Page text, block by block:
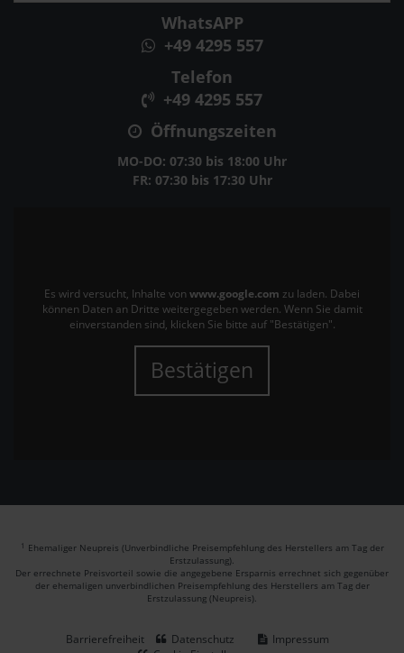
WhatsAPP
+49 4295 557
Telefon
+49 4295 557
Öffnungszeiten
MO-DO: 07:30 bis 18:00 Uhr
FR: 07:30 bis 17:30 Uhr
Es wird versucht, Inhalte von www.google.com zu laden. Dabei
können Daten an Dritte weitergegeben werden. Wenn Sie damit
einverstanden sind, klicken Sie bitte auf "Bestätigen".
Bestätigen
1 Ehemaliger Neupreis (Unverbindliche Preisempfehlung des Herstellers am Tag der
Erstzulassung).
Der errechnete Preisvorteil sowie die angegebene Ersparnis errechnet sich gegenüber
der ehemaligen unverbindlichen Preisempfehlung des Herstellers am Tag der
Erstzulassung (Neupreis).
Barrierefreiheit Datenschutz
Impressum